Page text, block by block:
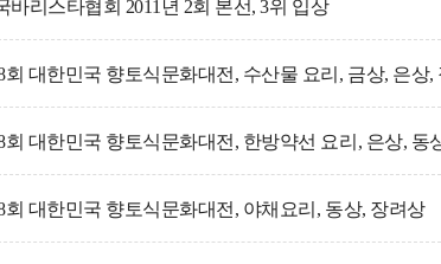
바리스타협회 2011년 2회 본선, 3위 입상
회 대한민국 향토식문화대전, 수산물 요리, 금상, 은상,
회 대한민국 향토식문화대전, 한방약선 요리, 은상, 동
회 대한민국 향토식문화대전, 야채요리, 동상, 장려상